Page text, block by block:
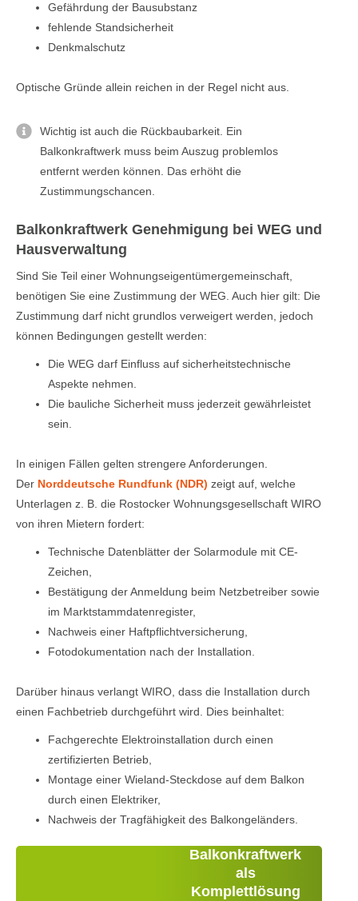
Gefährdung der Bausubstanz
fehlende Standsicherheit
Denkmalschutz
Optische Gründe allein reichen in der Regel nicht aus.
Wichtig ist auch die Rückbaubarkeit. Ein
Balkonkraftwerk muss beim Auszug problemlos
entfernt werden können. Das erhöht die
Zustimmungschancen.
Balkonkraftwerk Genehmigung bei WEG und
Hausverwaltung
Sind Sie Teil einer Wohnungseigentümergemeinschaft,
benötigen Sie eine Zustimmung der WEG. Auch hier gilt: Die
Zustimmung darf nicht grundlos verweigert werden, jedoch
können Bedingungen gestellt werden:
Die WEG darf Einfluss auf sicherheitstechnische
Aspekte nehmen.
Die bauliche Sicherheit muss jederzeit gewährleistet
sein.
In einigen Fällen gelten strengere Anforderungen.
Der Norddeutsche Rundfunk (NDR) zeigt auf, welche
Unterlagen z. B. die Rostocker Wohnungsgesellschaft WIRO
von ihren Mietern fordert:
Technische Datenblätter der Solarmodule mit CE-
Zeichen,
Bestätigung der Anmeldung beim Netzbetreiber sowie
im Marktstammdatenregister,
Nachweis einer Haftpflichtversicherung,
Fotodokumentation nach der Installation.
Darüber hinaus verlangt WIRO, dass die Installation durch
einen Fachbetrieb durchgeführt wird. Dies beinhaltet:
Fachgerechte Elektroinstallation durch einen
zertifizierten Betrieb,
Montage einer Wieland-Steckdose auf dem Balkon
durch einen Elektriker,
Nachweis der Tragfähigkeit des Balkongeländers.
Balkonkraftwerk
als
Komplettlösung